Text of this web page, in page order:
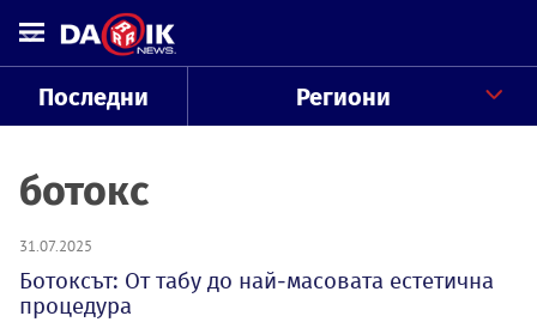
Последни Региони
ботокс
31.07.2025
Ботоксът: От табу до най-масовата естетична
процедура